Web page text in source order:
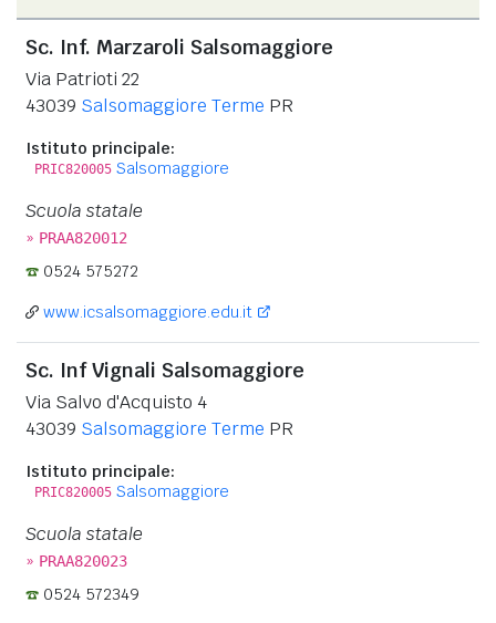
Sc. Inf. Marzaroli Salsomaggiore
Via Patrioti 22
43039 Salsomaggiore Terme PR
Istituto principale:
PRIC820005 Salsomaggiore
Scuola statale
» PRAA820012
0524 575272
www.icsalsomaggiore.edu.it
Sc. Inf Vignali Salsomaggiore
Via Salvo d'Acquisto 4
43039 Salsomaggiore Terme PR
Istituto principale:
PRIC820005 Salsomaggiore
Scuola statale
» PRAA820023
0524 572349